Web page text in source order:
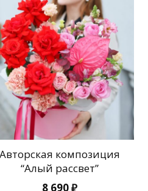
Авторская композиция
“Алый рассвет”
8 690₽